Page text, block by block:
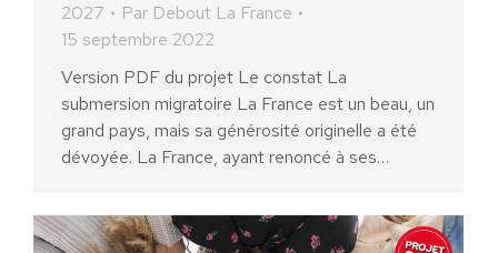
2027 Par Debout La France
15 septembre 2022
Version PDF du projet Le constat La
submersion migratoire La France est un beau, un
grand pays, mais sa générosité originelle a été
dévoyée. La France, ayant renoncé à ses…